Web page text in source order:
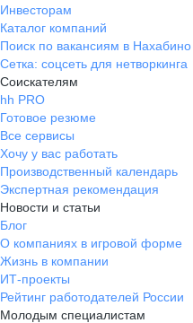
Инвесторам
Каталог компаний
Поиск по вакансиям в
Сетка: соцсеть для нетворкинга
Соискателям
hh PRO
Готовое резюме
Все сервисы
Хочу у вас работать
Производственный календарь
Экспертная рекомендация
Новости и статьи
Блог
О компаниях в игровой форме
Жизнь в компании
ИТ-проекты
Рейтинг работодателей России
Молодым специалистам